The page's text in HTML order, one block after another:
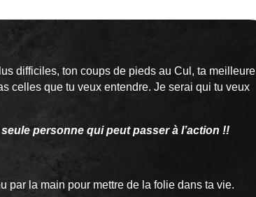
FOLIE
difficiles, ton coups de pieds au Cul, ta meilleure
celles que tu veux entendre. Je serai qui tu veux
personne qui peut passer à l’action !!
par la main pour mettre de la folie dans ta vie.